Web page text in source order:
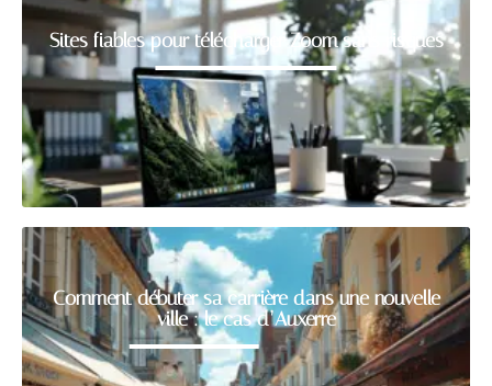
Sites fiables pour télécharger Zoom sans risques
Comment débuter sa carrière dans une nouvelle
ville : le cas d’Auxerre